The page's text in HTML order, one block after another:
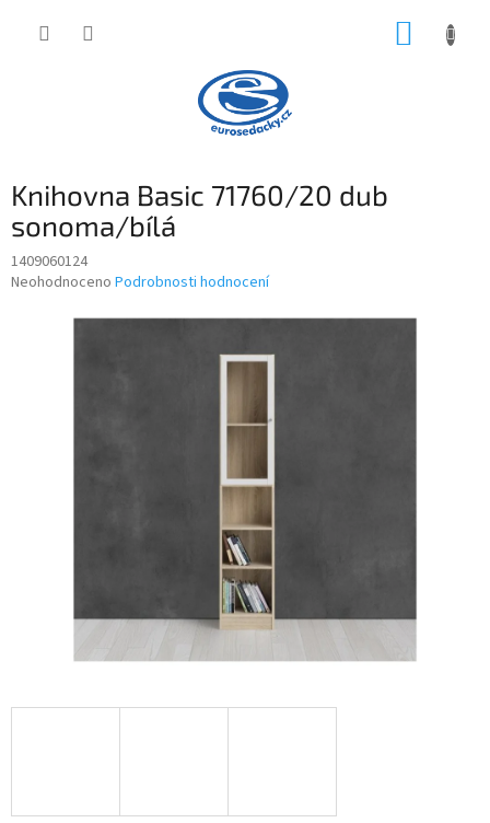
Knihovna Basic 71760/20 dub
sonoma/bílá
1409060124
Průměrné
Neohodnoceno Podrobnosti hodnocení